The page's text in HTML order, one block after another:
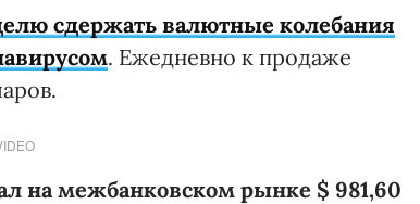
сдержать валютные колебания
. Ежедневно к продаже
на межбанковском рынке $ 981,60